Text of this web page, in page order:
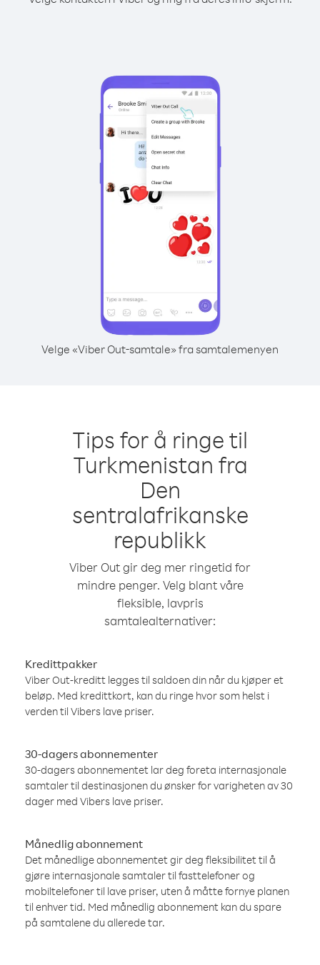
Velge «Viber Out-samtale» fra samtalemenyen
Tips for å ringe til
Turkmenistan fra
Den
sentralafrikanske
republikk
Viber Out gir deg mer ringetid for
mindre penger. Velg blant våre
fleksible, lavpris
samtalealternativer:
Kredittpakker
Viber Out-kreditt legges til saldoen din når du kjøper et
beløp. Med kredittkort, kan du ringe hvor som helst i
verden til Vibers lave priser.
30-dagers abonnementer
30-dagers abonnementet lar deg foreta internasjonale
samtaler til destinasjonen du ønsker for varigheten av 30
dager med Vibers lave priser.
Månedlig abonnement
Det månedlige abonnementet gir deg fleksibilitet til å
gjøre internasjonale samtaler til fasttelefoner og
mobiltelefoner til lave priser, uten å måtte fornye planen
til enhver tid. Med månedlig abonnement kan du spare
på samtalene du allerede tar.